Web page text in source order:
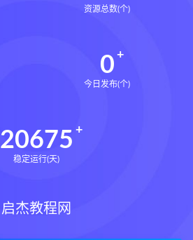
资源总数(个)
0
今日发布(个)
20675
稳定运行(天)
启杰教程网